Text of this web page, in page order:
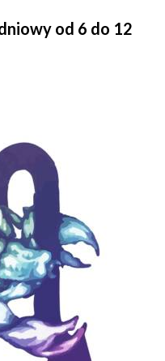
od 6 do 12